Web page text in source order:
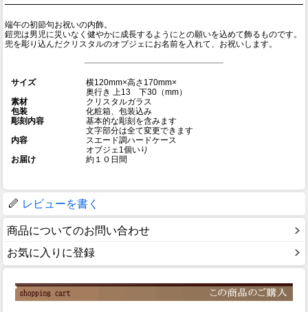
端午の初節句お祝いの内飾。
鎧兜は男児に災いなく健やかに成長するようにとの願いを込めて飾るものです。
兜を彫り込んだクリスタルのオブジェにお名前を入れて、お祝いします。
サイズ
横120mm×高さ170mm×
奥行き 上13 下30（mm）
素材
クリスタルガラス
包装
化粧箱、包装込み
彫刻内容
基本的な彫刻を含みます
文字部分は全て変更できます
内容
スエード調ハードケース
オブジェ1個いり
お届け
約１０日間
レビューを書く
商品についてのお問い合わせ
お気に入りに登録